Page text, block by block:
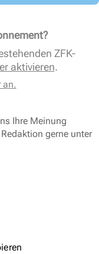
ZFK-
aktivieren.
an.
Ihre Meinung
gerne unter